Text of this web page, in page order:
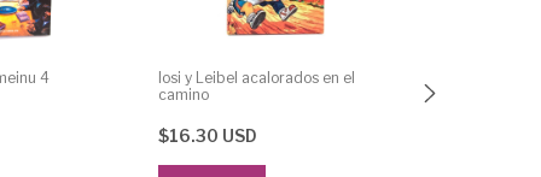
4
Iosi y Leibel acalorados en el
camino
$16.30 USD